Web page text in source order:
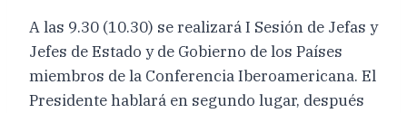
A las 9.30 (10.30) se realizará I Sesión de Jefas y
Jefes de Estado y de Gobierno de los Países
miembros de la Conferencia Iberoamericana. El
Presidente hablará en segundo lugar, después